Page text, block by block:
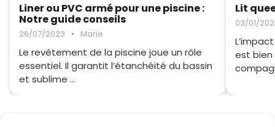
Liner ou PVC armé pour une piscine :
Notre guide conseils
26/07/2023 • Marie
Le revêtement de la piscine joue un rôle
essentiel. Il garantit l’étanchéité du bassin
et sublime ...
Lit
03/01/
est bien